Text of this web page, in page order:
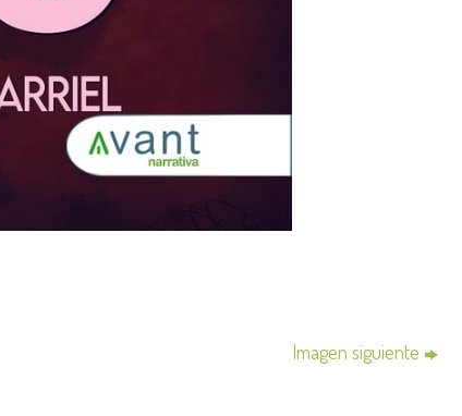
Imagen siguiente